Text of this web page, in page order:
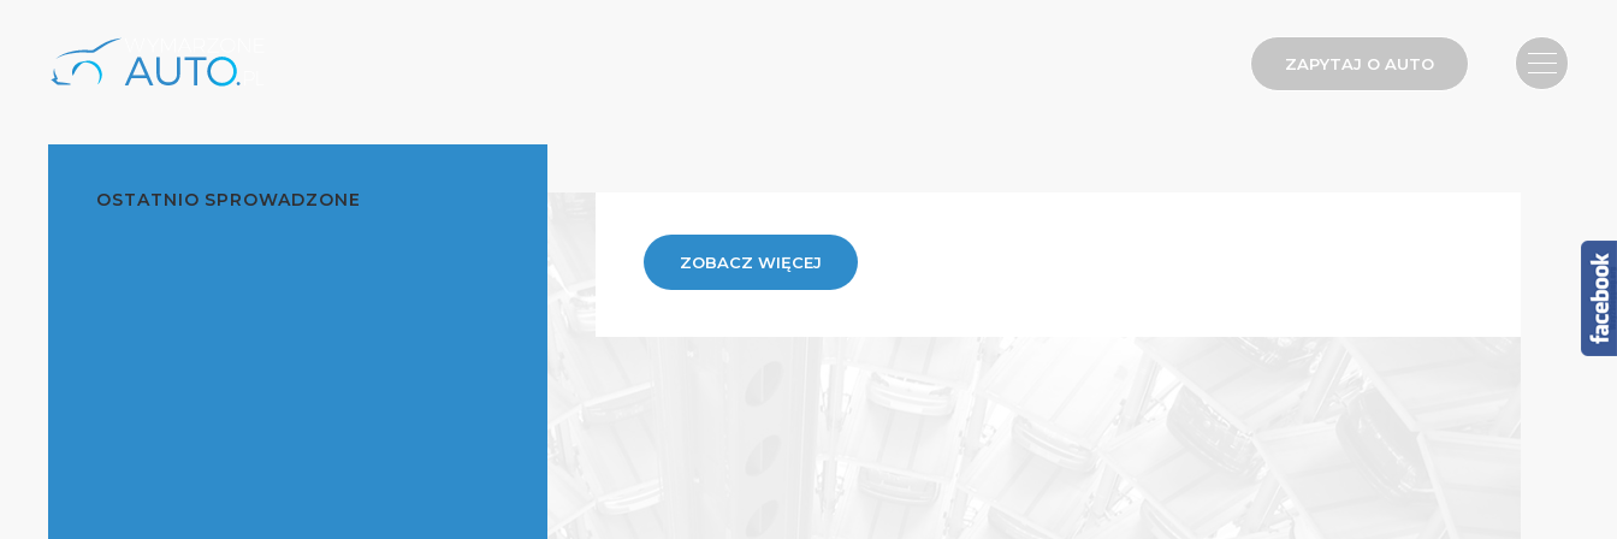
ZAPYTAJ O AUTO
OSTATNIO SPROWADZONE
ZOBACZ WIĘCEJ